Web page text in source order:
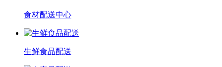
食材配送中心
生鲜食品配送